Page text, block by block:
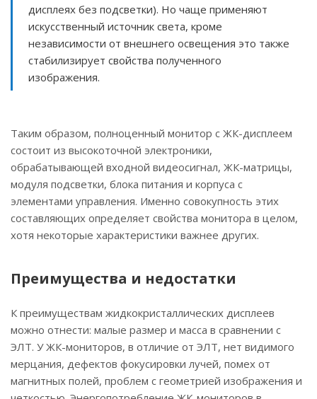
дисплеях без подсветки). Но чаще применяют
искусственный источник света, кроме
независимости от внешнего освещения это также
стабилизирует свойства полученного
изображения.
Таким образом, полноценный монитор с ЖК-дисплеем
состоит из высокоточной электроники,
обрабатывающей входной видеосигнал, ЖК-матрицы,
модуля подсветки, блока питания и корпуса с
элементами управления. Именно совокупность этих
составляющих определяет свойства монитора в целом,
хотя некоторые характеристики важнее других.
Преимущества и недостатки
К преимуществам жидкокристаллических дисплеев
можно отнести: малые размер и масса в сравнении с
ЭЛТ. У ЖК-мониторов, в отличие от ЭЛТ, нет видимого
мерцания, дефектов фокусировки лучей, помех от
магнитных полей, проблем с геометрией изображения и